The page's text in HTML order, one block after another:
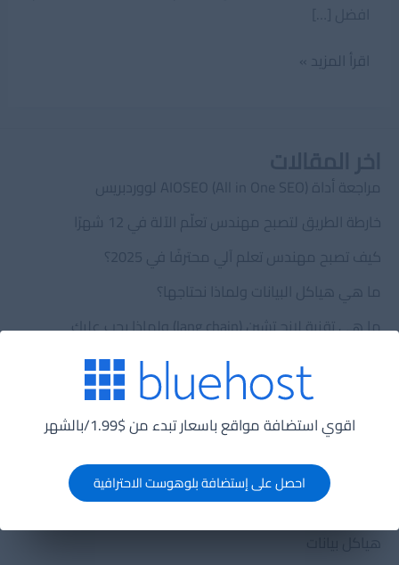
اقوي استضافة مواقع باسعار تبدء من $1.99/بالشهر
احصل على إستضافة بلوهوست الاحترافية
افضل
اقرأ المزيد »
مراجعة أداة AIOSEO (All in One SEO) لووردبريس
خارطة الطريق لتصبح مهندس تعلّم الآلة في 12 شهرًا
كيف تصبح مهندس تعلم آلي محترفًا في 2025؟
ما هي هياكل البيانات ولماذا نحتاجها؟
ما هي تقنية لانج تشين (lang chain) ولماذا يجب عليك
الدورات
تصميم قواعد بيانات
خوارزميات